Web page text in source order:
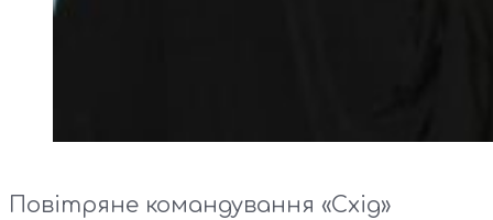
Повітряне командування «Схід»